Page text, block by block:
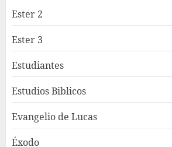
Ester 2
Ester 3
Estudiantes
Estudios Biblicos
Evangelio de Lucas
Éxodo